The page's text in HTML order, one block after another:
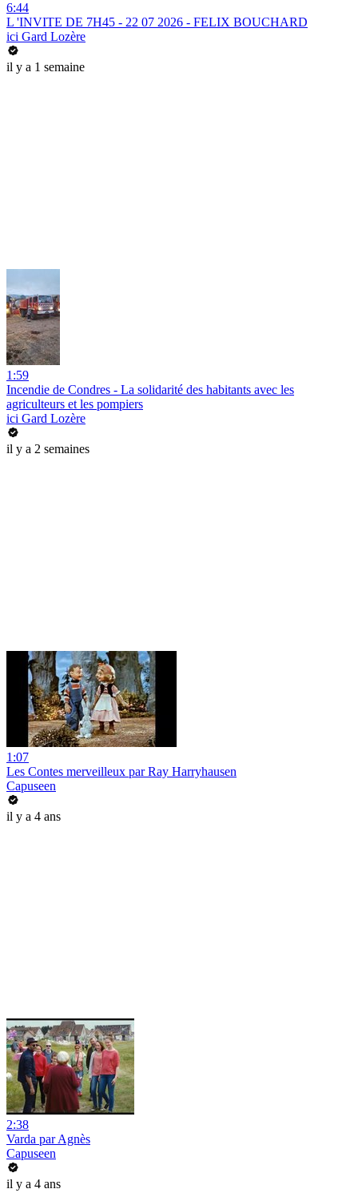
6:44
L 'INVITE DE 7H45 - 22 07 2026 - FELIX BOUCHARD
ici Gard Lozère
il y a 1 semaine
1:59
Incendie de Condres - La solidarité des habitants avec les
agriculteurs et les pompiers
ici Gard Lozère
il y a 2 semaines
1:07
Les Contes merveilleux par Ray Harryhausen
Capuseen
il y a 4 ans
2:38
Varda par Agnès
Capuseen
il y a 4 ans